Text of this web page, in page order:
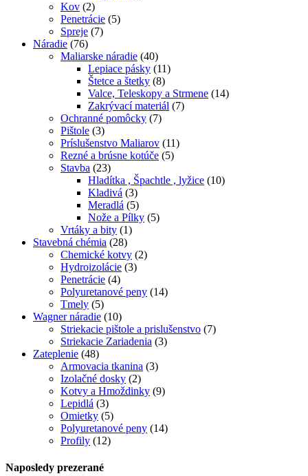
Kov (2)
Penetrácie (5)
Spreje (7)
Náradie (76)
Maliarske náradie (40)
Lepiace pásky (11)
Štetce a štetky (8)
Valce, Teleskopy a Strmene (14)
Zakrývací materiál (7)
Ochranné pomôcky (7)
Pištole (3)
Príslušenstvo Maliarov (11)
Rezné a brúsne kotúče (5)
Stavba (23)
Hladítka , Špachtle , lyžice (10)
Kladivá (3)
Meradlá (5)
Nože a Pílky (5)
Vrtáky a bity (1)
Stavebná chémia (28)
Chemické kotvy (2)
Hydroizolácie (3)
Penetrácie (4)
Polyuretanové peny (14)
Tmely (5)
Wagner náradie (10)
Striekacie pištole a prislušenstvo (7)
Striekacie Zariadenia (3)
Zateplenie (48)
Armovacia tkanina (3)
Izolačné dosky (2)
Kotvy a Hmoždinky (9)
Lepidlá (3)
Omietky (5)
Polyuretanové peny (14)
Profily (12)
Naposledy prezerané